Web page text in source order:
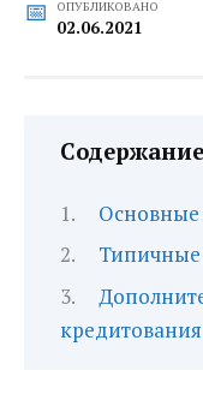
ОПУБЛИКОВАНО
02.06.2021
Содержание
Типичные
кредитования